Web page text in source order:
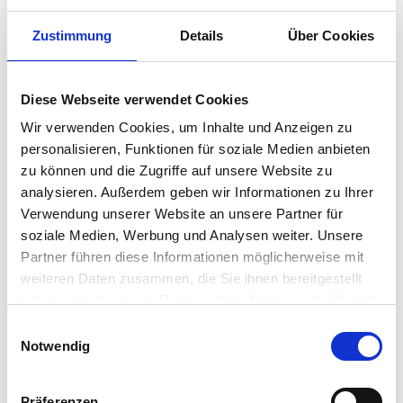
Zustimmung Details Über Cookies
Diese Webseite verwendet Cookies
Wir verwenden Cookies, um Inhalte und Anzeigen zu
personalisieren, Funktionen für soziale Medien anbieten
zu können und die Zugriffe auf unsere Website zu
analysieren. Außerdem geben wir Informationen zu Ihrer
Verwendung unserer Website an unsere Partner für
soziale Medien, Werbung und Analysen weiter. Unsere
Partner führen diese Informationen möglicherweise mit
weiteren Daten zusammen, die Sie ihnen bereitgestellt
Notwendig
BANFI
Chianti Classico DOCG
2022
€15.00 inkl. MwSt. zzgl. Versand
(€ 20/l)
Weiterlesen
CASTELLO DI CIGOGNOLA
Cuvèe More Brut Metodo
Classico
€ 23.50 inkl. MwSt. zzgl. Versand
(€ 31.34/l)
Weiterlesen